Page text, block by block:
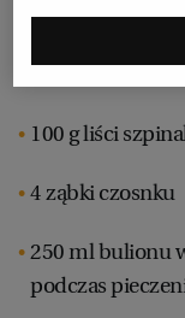
120 g
pęczek koperku
100 g liści
4 ząbki czosnku
250 ml bulionu
podczas